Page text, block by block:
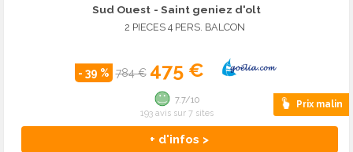
Sud Ouest - Saint geniez d'olt
2 PIECES 4 PERS. BALCON
- 39 % 784 € 475 €
Prix malin
+ d'infos >
7.7/10
193 avis sur 7 sites